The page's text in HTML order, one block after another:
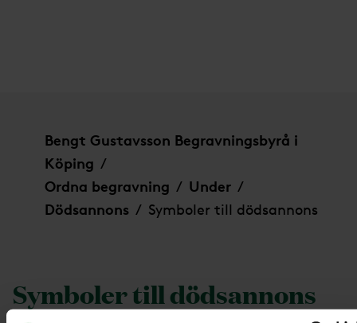
Bengt Gustavsson Begravningsbyrå i
Köping /
Ordna begravning / Under /
Dödsannons / Symboler till dödsannons
Symboler till dödsannons